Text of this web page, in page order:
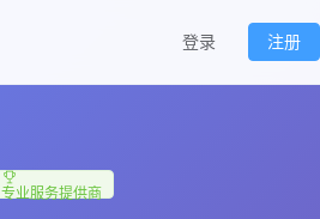
登录 注册
专业服务提供商